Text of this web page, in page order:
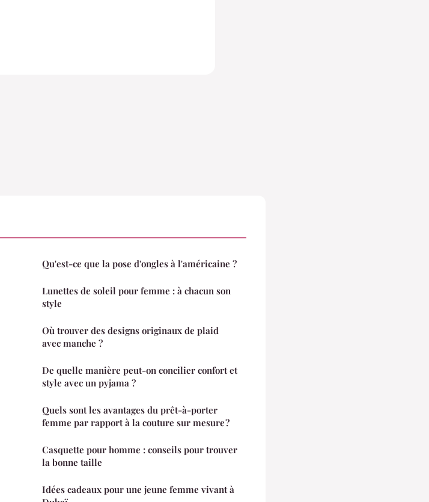
Qu'est-ce que la pose d'ongles à l'américaine ?
Lunettes de soleil pour femme : à chacun son
style
Où trouver des designs originaux de plaid
avec manche ?
De quelle manière peut-on concilier confort et
style avec un pyjama ?
Quels sont les avantages du prêt-à-porter
femme par rapport à la couture sur mesure ?
Casquette pour homme : conseils pour trouver
la bonne taille
Idées cadeaux pour une jeune femme vivant à